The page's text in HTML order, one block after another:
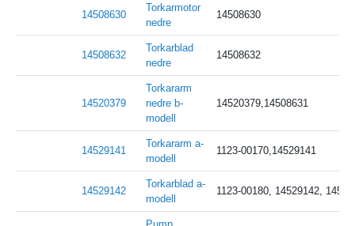
14508630
Torkarmotor
nedre
14508630
14508632
Torkarblad
nedre
14508632
14520379
Torkararm
nedre b-
modell
14520379,14508631
14529141
Torkararm a-
modell
1123-00170,14529141
14529142
Torkarblad a-
modell
1123-00180, 14529142,